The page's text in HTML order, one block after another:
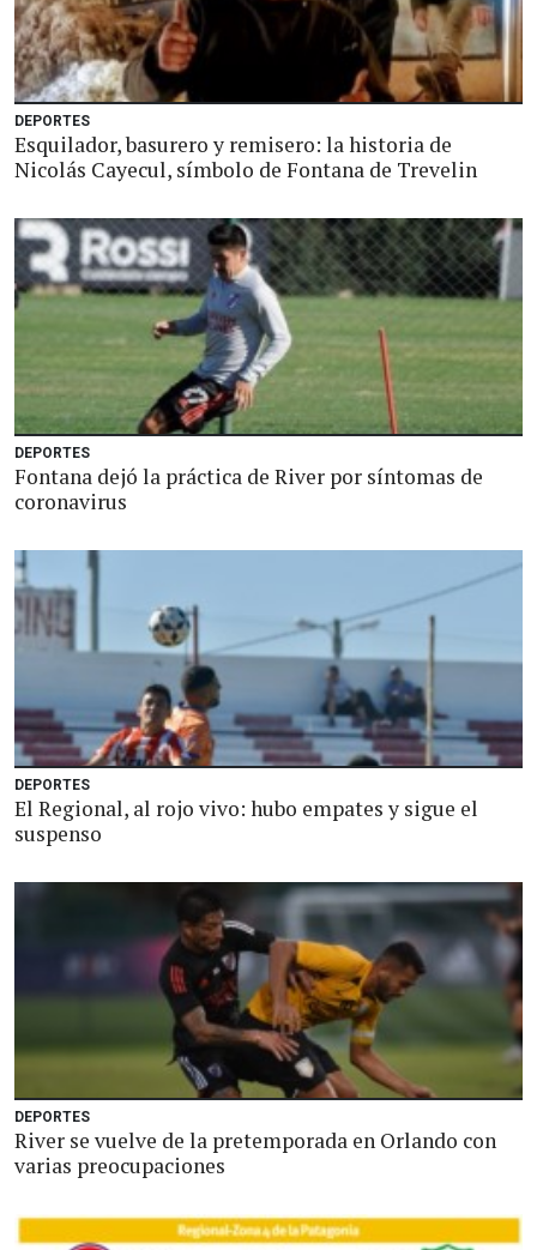
DEPORTES
Esquilador, basurero y remisero: la historia de
Nicolás Cayecul, símbolo de Fontana de Trevelin
DEPORTES
Fontana dejó la práctica de River por síntomas de
coronavirus
DEPORTES
El Regional, al rojo vivo: hubo empates y sigue el
suspenso
DEPORTES
River se vuelve de la pretemporada en Orlando con
varias preocupaciones